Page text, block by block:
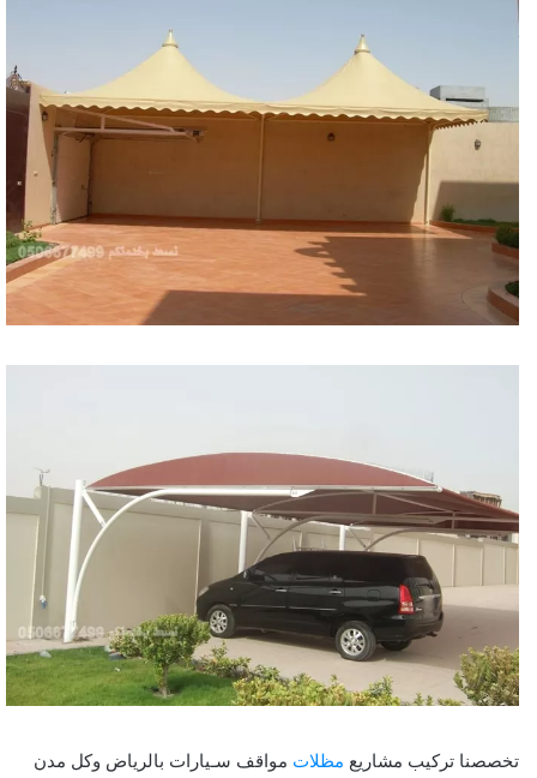
تخصصنا تركيب مشاريع مظلات مواقف سـيارات بالرياض وكل مدن